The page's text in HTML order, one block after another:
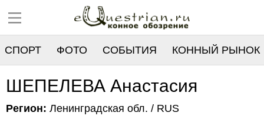
СПОРТ ФОТО СОБЫТИЯ КОННЫЙ РЫНОК
РЕЕСТР
ШЕПЕЛЕВА Анастасия
Регион: Ленинградская обл. / RUS